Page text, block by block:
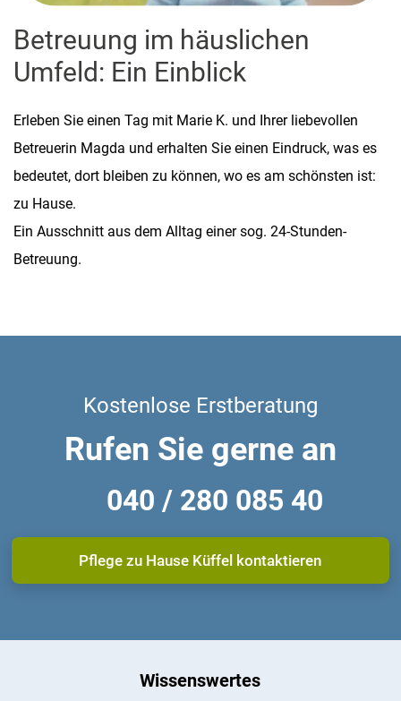
Betreuung im häuslichen
Umfeld: Ein Einblick
Erleben Sie einen Tag mit Marie K. und Ihrer liebevollen
Betreuerin Magda und erhalten Sie einen Eindruck, was es
bedeutet, dort bleiben zu können, wo es am schönsten ist:
zu Hause.
Ein Ausschnitt aus dem Alltag einer sog. 24-Stunden-
Betreuung.
Kostenlose Erstberatung
Rufen Sie gerne an
040 / 280 085 40
Pflege zu Hause Küffel kontaktieren
Wissenswertes